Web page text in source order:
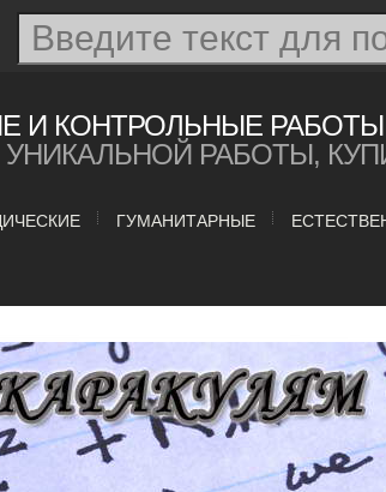
И КОНТРОЛЬНЫЕ РАБОТЫ
РАБОТЫ,
ГУМАНИТАРНЫЕ